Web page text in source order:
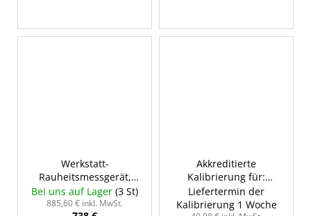
Werkstatt-
Rauheitsmessgerät,
INSIZE ISR-C003
Bei uns auf Lager (3 St)
885,60 € inkl. MwSt.
Akkreditierte
Kalibrierung für:
Drehzahlmesser, mit
Kalibrierprotokoll
Liefertermin der
Kalibrierung 1 Woche